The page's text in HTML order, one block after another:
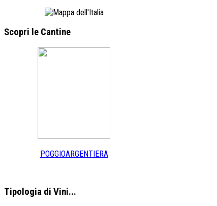
Scopri le Cantine
POGGIOARGENTIERA
Tipologia di Vini...